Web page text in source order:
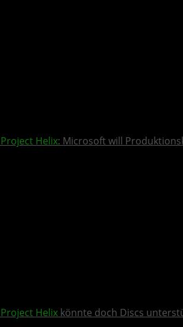
Project Helix: Microsoft will
Project Helix könnte doch Discs